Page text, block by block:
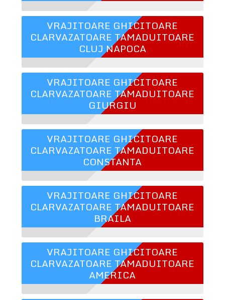
VRAJITOARE GHICITOARE
CLARVAZATOARE TAMADUITOARE
CLUJ NAPOCA
VRAJITOARE GHICITOARE
CLARVAZATOARE TAMADUITOARE
GIURGIU
VRAJITOARE GHICITOARE
CLARVAZATOARE TAMADUITOARE
CONSTANTA
VRAJITOARE GHICITOARE
CLARVAZATOARE TAMADUITOARE
BRAILA
VRAJITOARE GHICITOARE
CLARVAZATOARE TAMADUITOARE
AMERICA